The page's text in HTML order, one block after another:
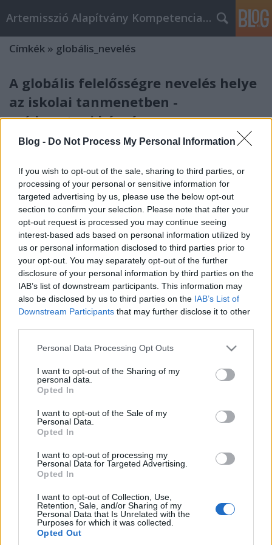
Blog - Do Not Process My Personal Information
If you wish to opt-out of the sale, sharing to third parties, or
processing of your personal or sensitive information for
targeted advertising by us, please use the below opt-out
section to confirm your selection. Please note that after your
opt-out request is processed you may continue seeing
interest-based ads based on personal information utilized by
us or personal information disclosed to third parties prior to
your opt-out. You may separately opt-out of the further
disclosure of your personal information by third parties on the
IAB’s list of downstream participants. This information may
also be disclosed by us to third parties on the IAB’s List of
Downstream Participants that may further disclose it to other
Please note that this website/app uses one or more Google
not limited to your visit or usage behaviour. You may click to
grant or deny consent to Google and its third-party tags to
use your data for below specified purposes in below Google
consent section.
Personal Data Processing Opt Outs
I want to opt-out of the Sharing of my
personal data.
Opted In
I want to opt-out of the Sale of my
Personal Data.
Opted In
I want to opt-out of processing my
Personal Data for Targeted Advertising.
Opted In
I want to opt-out of Collection, Use,
Retention, Sale, and/or Sharing of my
Personal Data that Is Unrelated with the
Purposes for which it was collected.
Opted Out
Artemisszió Alapítvány Kompetencia Központ
Címkék » globális_nevelés
A globális felelősségre nevelés helye
az iskolai tanmenetben -
módszertani képzés
evatessza• 2015. március 10.
A globális nevelés fejleszti az önálló gondolkodást,
kooperációs készséget, felelősségre nevel a világ
dolgaival és a közvetlen környezettel szemben,
vagyis egy olyan korszerű pedagógiai irányzat,
amelyik valóban az életre készít fel. Sok
pedagógusnak mégis idegen fogalom,…
Alapítványban
A világ, melyben élünk egyszerre lett kisebb és mégis
bonyolultabb a globalizációnak köszönhetően. Az